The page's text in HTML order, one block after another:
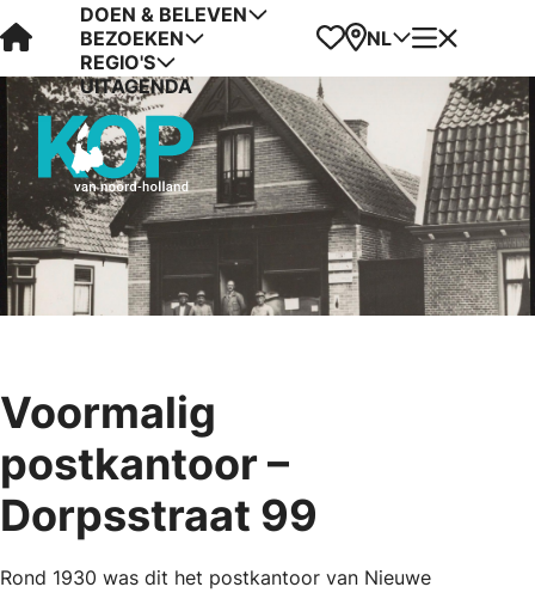
Visit Kop van Holland
DOEN & BELEVEN
BEZOEKEN
REGIO'S
UITAGENDA
Favorieten
Kaart
NL Menu
Voormalig
postkantoor –
Dorpsstraat 99
Rond 1930 was dit het postkantoor van Nieuwe